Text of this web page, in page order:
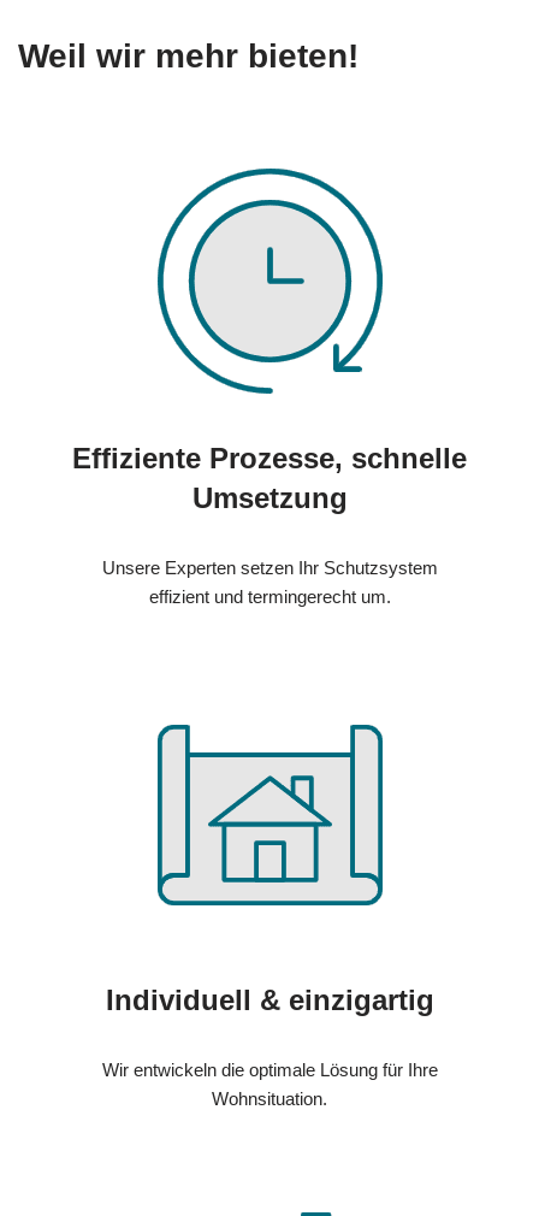
Weil wir mehr bieten!
Effiziente Prozesse, schnelle
Umsetzung
Unsere Experten setzen Ihr Schutzsystem
effizient und termingerecht um.
Individuell & einzigartig
Wir entwickeln die optimale Lösung für Ihre
Wohnsituation.